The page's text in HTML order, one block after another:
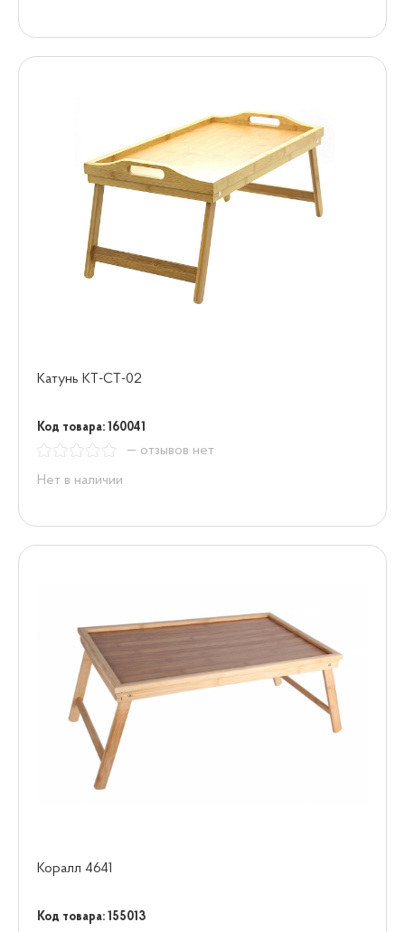
Катунь КТ-СТ-02
Код товара: 160041
— отзывов нет
Нет в наличии
Коралл 4641
Код товара: 155013